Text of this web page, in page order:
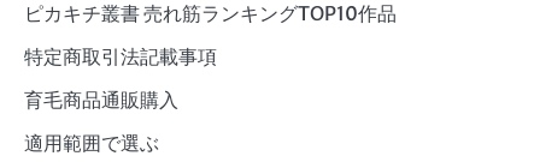
ピカキチ叢書 売れ筋ランキングTOP10作品
特定商取引法記載事項
育毛商品通販購入
適用範囲で選ぶ